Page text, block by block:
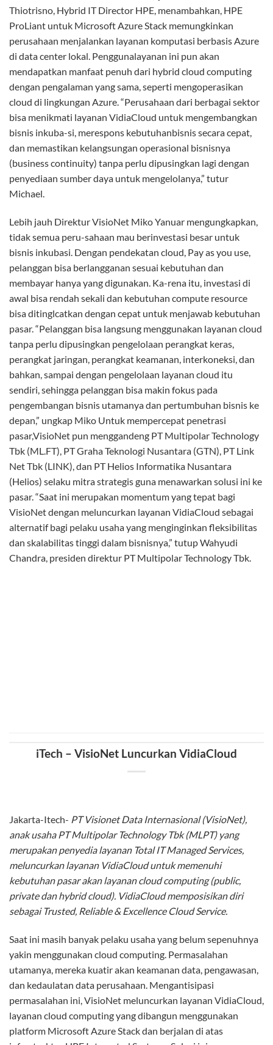
utamanya, mereka kuatir akan keamanan data, pengawasan,
dan kedaulatan data perusahaan. Mengantisipasi
permasalahan ini, VisioNet meluncurkan layanan VidiaCloud,
layanan cloud computing yang dibangun menggunakan
platform Microsoft Azure Stack dan berjalan di atas
infrastruktur HPE Integrated Systems. Solusi ini guna
membantu kalangan bisnis bertransformasi dan berinovasi
agar performa usahaya menjadi semakin dinamis dan lincah.
Dalam pengembangan solusi VidiaCloud ini, VisioNet
menggandeng PT Multipolar Technology Tbk (MLPT), PT
Graha Teknologi Nusantara (GTN), PT Link Net Tbk (LINK)
dan PT Helios Informatika Nusantara (Helios) selaku mitra
memahami bahwa masih banyak pelaku usaha yang belum
yakin untuk memanfaatkan cloud computing. Untuk itu kami
mempercayakan solusi Microsoft Azure Stack dengan
infrastruktur HPE Integrated Systems untuk VidiaCloud
sehingga bisa meniadakan semua risiko tersebut,” jelas
Paulinus Soegondo, Presiden Direktur PT Visionet Data
Internasional (VisioNet) kepada pers saat peluncuran
VidiaCloud (31/1), di Jakarta.
VidiaCloud optimistis memposisikan diri sebagai Trusted,
Reliable & Excellence Cloud Service karena VisioNet memiliki
pengalaman lebih dari 11 tahun dalam memberikan layanan
IT Managed Services kepada korporasi besar. Selain itu,
VidiaCloud merupakan layanan cloud computing yang semua
layanannya berada di Indonesia dan didukung dengan 24×7
Customer Care, 24×7 Security Operation Center, ISO 9001
Quality Management System dan ISO 20001 IT Service
Management (akan rampung pada pertengahan tahun 2018).
VidiaCloud menghadirkan beragam solusi yang dapat secara
dinamis disesuaikan dengan kebutuhan pelanggan seperti
Infrastructure as a Service (IaaS), Backup as a Service (BaaS),
Platform as a Service (PaaS), dan Disaster Recovery as a
Service (DRaaS).
No.38/POJK.03/2016). (AC)
Infokomputer: Inilah Keunggulan
VidiaCloud untuk Tingkatkan Keuntungan
Perusahaan
keunggulan dari VidiaCloud yang diluncurkan hari ini (31/1)
di Jakarta, dari kiri ke kanan, Direktur PT Graha Teknologi
Nusantara (GTN), Bp. Akira Yoshimoto, Presiden Direktur PT
Multipolar Technology Tbk (MLPT), Bp. Wahyudi Chandra,
Direktur VisioNet, Bp. Miko Yanuar, Presiden Direktur
VisioNet, Bp. Paulinus Soegondo, Director Enterprise &
Commercial Microsoft lndonesia, lbu Nina